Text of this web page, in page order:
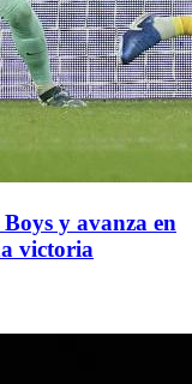
y avanza en
victoria